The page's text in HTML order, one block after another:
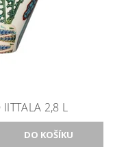
IITTALA 2,8 L